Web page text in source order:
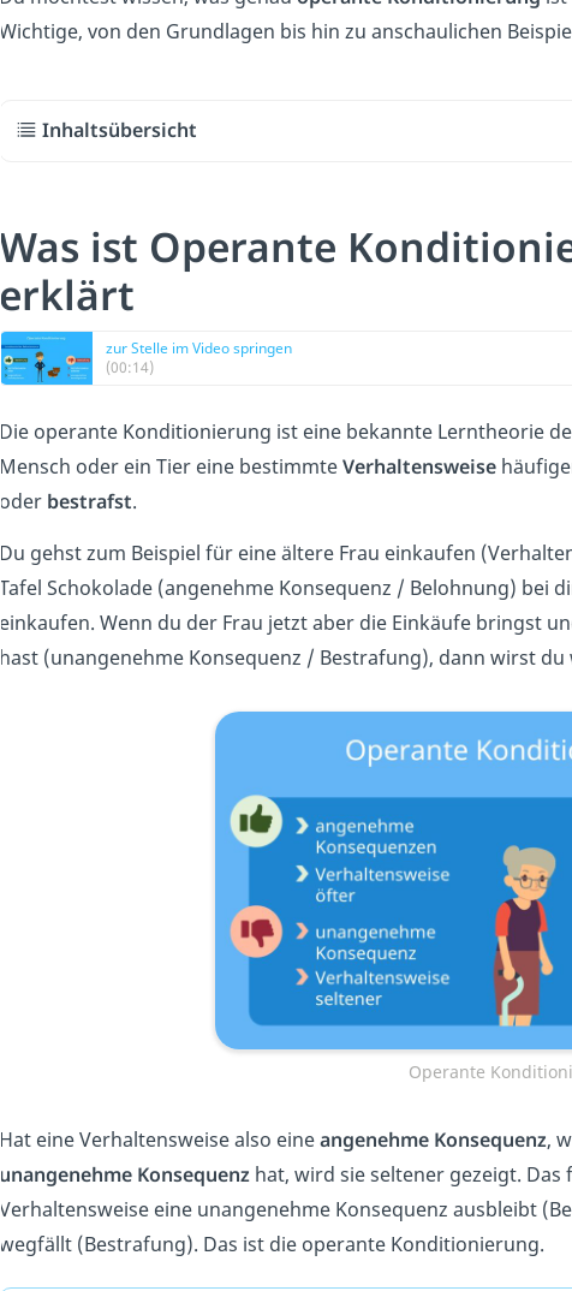
Wichtige, von den Grundlagen bis hin zu anschaulichen
Inhaltsübersicht
Was ist Operante
erklärt
zur Stelle im Video springen
(00:14)
Die operante Konditionierung ist eine bekannte Lerntheorie
Mensch oder ein Tier eine bestimmteVerhaltensweise
oder bestrafst.
Du gehst zum Beispiel für eine ältere Frau einkaufen
Tafel Schokolade (angenehme Konsequenz / Belohnung) bei
einkaufen. Wenn du der Frau jetzt aber die Einkäufe bringst
hast (unangenehme Konsequenz / Bestrafung), dann wirst
Operante
Hat eine Verhaltensweise also eineangenehme Konsequenz,
unangenehme Konsequenz hat, wird sie seltener gezeigt.
Verhaltensweise eine unangenehme Konsequenz ausbleibt
wegfällt (Bestrafung). Das ist die operante Konditionierung.